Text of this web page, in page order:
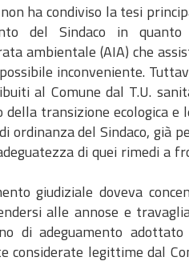
ha condiviso la tesi
del Sindaco in quanto
ambientale (AIA) che
inconveniente.
al Comune dal T.U.
transizione ecologica
del Sindaco, già
di quei rimedi
giudiziale doveva
alle annose e
di adeguamento
considerate legittime dal